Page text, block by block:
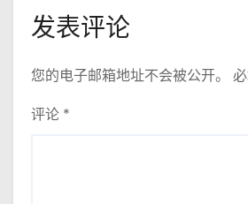
发表评论
您的电子邮箱地址不会被公开。
评论 *